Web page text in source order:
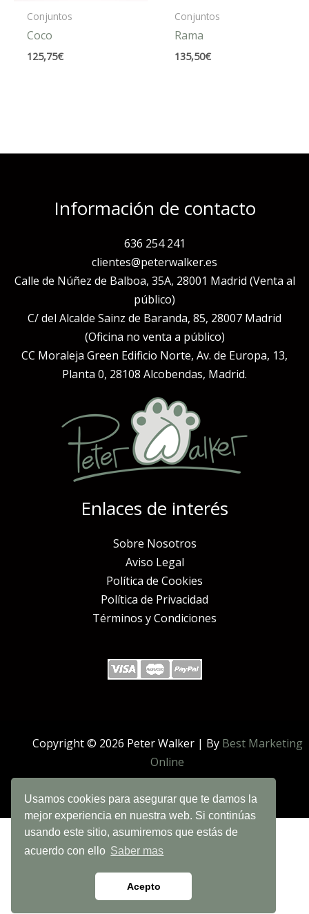
Usamos cookies para asegurar que te damos la
mejor experiencia en nuestra web. Si continúas
usando este sitio, asumiremos que estás de
acuerdo con ello Saber mas
Acepto
Conjuntos
Coco
125,75€
Conjuntos
Rama
135,50€
Información de contacto
636 254 241
clientes@peterwalker.es
Calle de Núñez de Balboa, 35A, 28001 Madrid (Venta al
público)
C/ del Alcalde Sainz de Baranda, 85, 28007 Madrid
(Oficina no venta a público)
CC Moraleja Green Edificio Norte, Av. de Europa, 13,
Planta 0, 28108 Alcobendas, Madrid.
Enlaces de interés
Sobre Nosotros
Aviso Legal
Política de Cookies
Política de Privacidad
Términos y Condiciones
Copyright © 2026 Peter Walker | By Best Marketing
Online